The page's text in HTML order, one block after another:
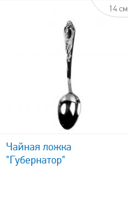
14 см
Чайная ложка
"Губернатор"
быстрый просмотр